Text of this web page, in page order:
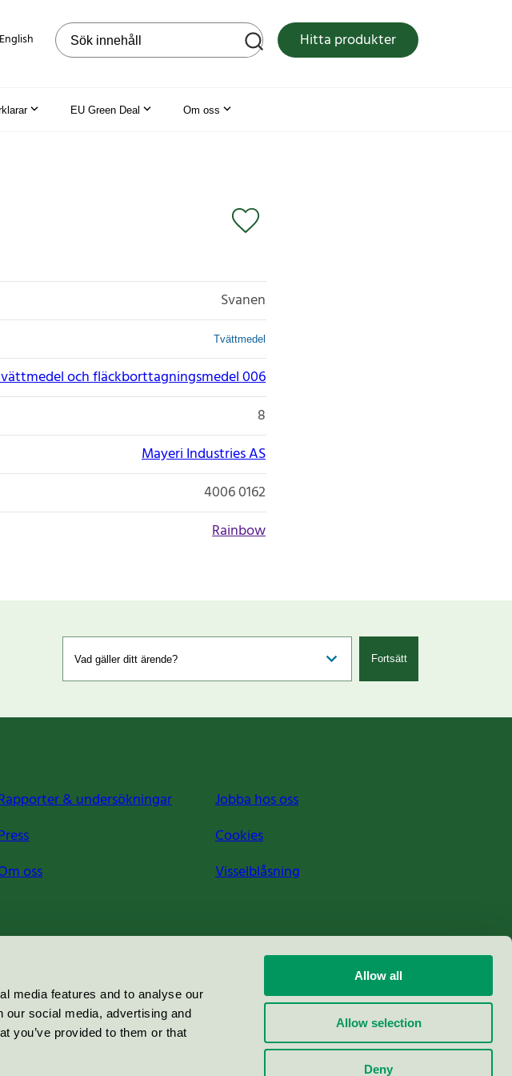
media features and to analyse our
our social media, advertising and
you’ve provided to them or that
Allow all
Allow selection
Deny
English Sök på webbplatsen Hitta produkter
EU Green Deal Om oss
Svanen
Tvättmedel
och fläckborttagningsmedel 006
8
Mayeri Industries AS
4006 0162
Rainbow
Fortsätt
& undersökningar
oss
Jobba hos oss
Cookies
Visselblåsning